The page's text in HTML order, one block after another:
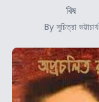
বিষ
By সুচিত্রা ভট্টাচার্য